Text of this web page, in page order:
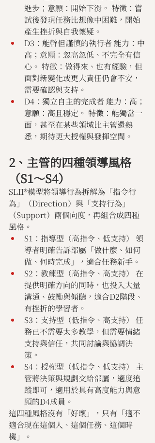
進步；意願：開始下滑。 特徵：嘗
試後發現任務比想像中困難，開始
產生挫折與自我懷疑。
D3：能幹但謹慎的執行者 能力：中
高；意願：忽高忽低、不完全有信
心。 特徵：做得來、也有經驗，但
面對新變化或更大責任仍會不安，
需要確認與支持。
D4：獨立自主的完成者 能力：高；
意願：高且穩定。 特徵：能獨當一
面，甚至在某些領域比主管還熟
悉，期待更大授權與發揮空間。
2、主管的四種領導風格
（S1～S4）
SLII®模型將領導行為拆解為「指令行
為」（Direction）與「支持行為」
（Support）兩個向度，再組合成四種
風格。
S1：指導型（高指令、低支持） 領
導者明確告訴部屬「做什麼、如何
做、何時完成」，適合任務新手。
S2：教練型（高指令、高支持） 在
提供明確方向的同時，也投入大量
溝通、鼓勵與傾聽，適合D2階段、
有挫折的學習者。
S3：支持型（低指令、高支持） 任
務已不需要太多教學，但需要情緒
支持與信任，共同討論與協調決
策。
S4：授權型（低指令、低支持） 主
管將決策與規劃交給部屬，適度追
蹤即可，適用於具有高度能力與意
願的D4成員。
這四種風格沒有「好壞」，只有「適不
適合現在這個人、這個任務、這個時
機」。